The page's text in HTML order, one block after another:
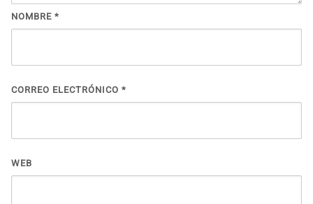
NOMBRE *
CORREO ELECTRÓNICO *
WEB